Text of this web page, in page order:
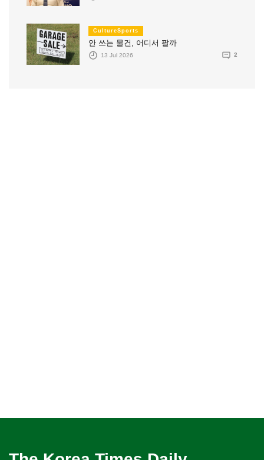
CultureSports
안 쓰는 물건, 어디서 팔까
13 Jul 2026 2